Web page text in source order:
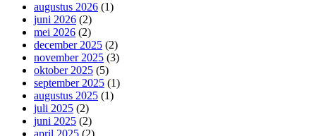
augustus 2026 (1)
juni 2026 (2)
mei 2026 (2)
december 2025 (2)
november 2025 (3)
oktober 2025 (5)
september 2025 (1)
augustus 2025 (1)
juli 2025 (2)
juni 2025 (2)
april 2025 (2)